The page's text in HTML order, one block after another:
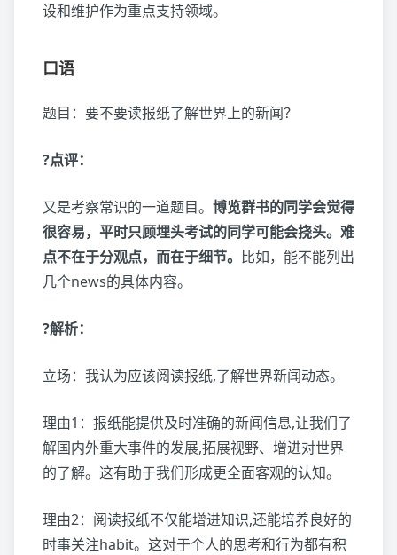
设和维护作为重点支持领域。
口语
题目：要不要读报纸了解世界上的新闻？
?点评：
又是考察常识的一道题目。 博览群书的同学会觉得
很容易，平时只顾埋头考试的同学可能会挠头。难
点不在于分观点，而在于细节。 比如，能不能列出
几个news的具体内容。
?解析：
立场：我认为应该阅读报纸,了解世界新闻动态。
理由1：报纸能提供及时准确的新闻信息,让我们了
解国内外重大事件的发展,拓展视野、增进对世界
的了解。这有助于我们形成更全面客观的认知。
理由2：阅读报纸不仅能增进知识,还能培养良好的
时事关注habit。这对于个人的思考和行为都有积